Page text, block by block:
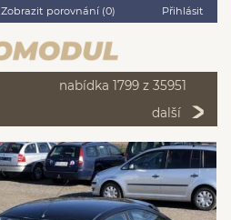
Zobrazit porovnání (0) Přihlásit
nabídka 1799 z 35951
další